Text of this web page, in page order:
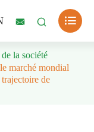
  
la société
marché mondial
de